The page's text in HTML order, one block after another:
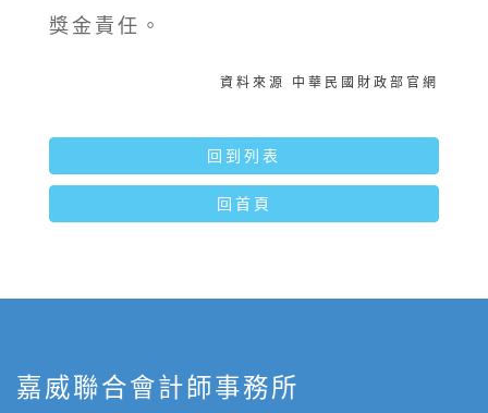
獎金責任。
資料來源 中華民國財政部官網
回到列表
回首頁
嘉威聯合會計師事務所